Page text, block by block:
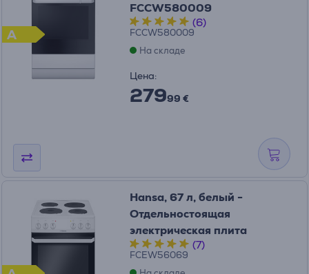
A
FCCW580009
(6)
FCCW580009
На складе
Цена:
27999 €
Hansa, 67 л, белый -
Отдельностоящая
электрическая плита
(7)
FCEW56069